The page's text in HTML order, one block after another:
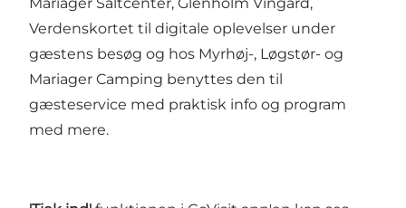
Verdenskortet til digitale oplevelser under
gæstens besøg og hos Myrhøj-, Løgstør- og
Mariager Camping benyttes den til
gæsteservice med praktisk info og program
med mere.